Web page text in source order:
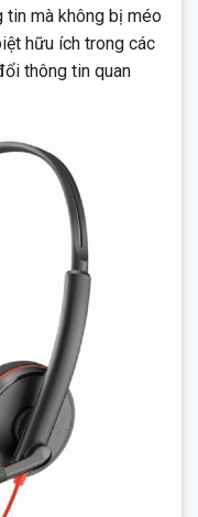
tin mà không bị méo
hữu ích trong các
thông tin quan